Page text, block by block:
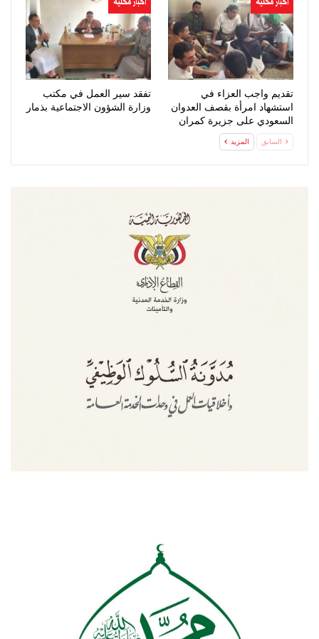
تقديم واجب العزاء في
استشهاد امرأة بقصف العدوان
السعودي على جزيرة كمران
تفقد سير العمل في مكتب
وزارة الشؤون الاجتماعية بذمار
السابق المزيد